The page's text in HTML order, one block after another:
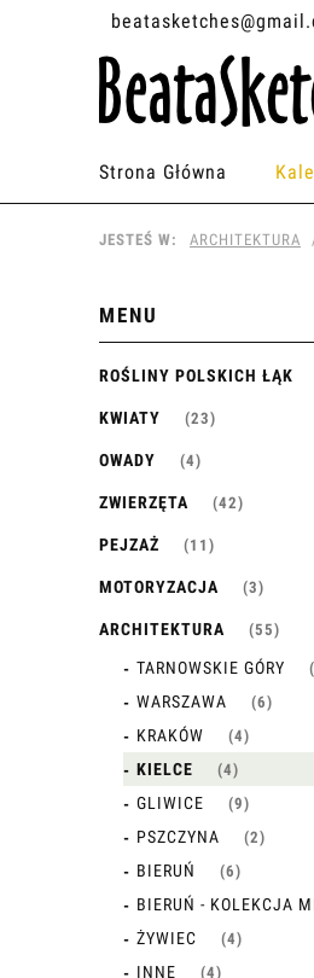
Strona Główna
JESTEŚ W: ARCHITEKTURA
MENU
ROŚLINY POLSKICH ŁĄK
KWIATY (23)
OWADY (4)
ZWIERZĘTA (42)
PEJZAŻ (11)
MOTORYZACJA (3)
ARCHITEKTURA (55)
TARNOWSKIE GÓRY
WARSZAWA (6)
KRAKÓW (4)
KIELCE (4)
GLIWICE (9)
PSZCZYNA (2)
BIERUŃ (6)
BIERUŃ - KOLEKCJA
ŻYWIEC (4)
INNE (4)